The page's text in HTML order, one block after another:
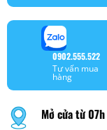
0902.555.522
Tư vấn mua
hàng
Mở cửa từ 07h